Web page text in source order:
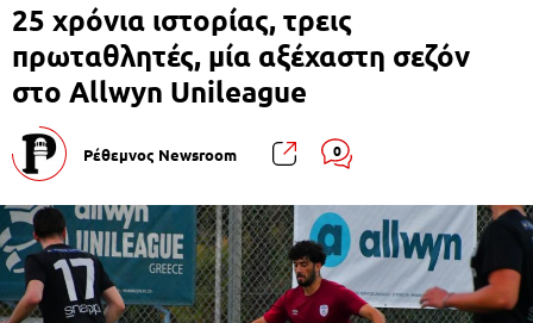
25 χρόνια ιστορίας, τρεις
πρωταθλητές, μία αξέχαστη σεζόν
στο Allwyn Unileague
Ρέθεμνος Newsroom 0